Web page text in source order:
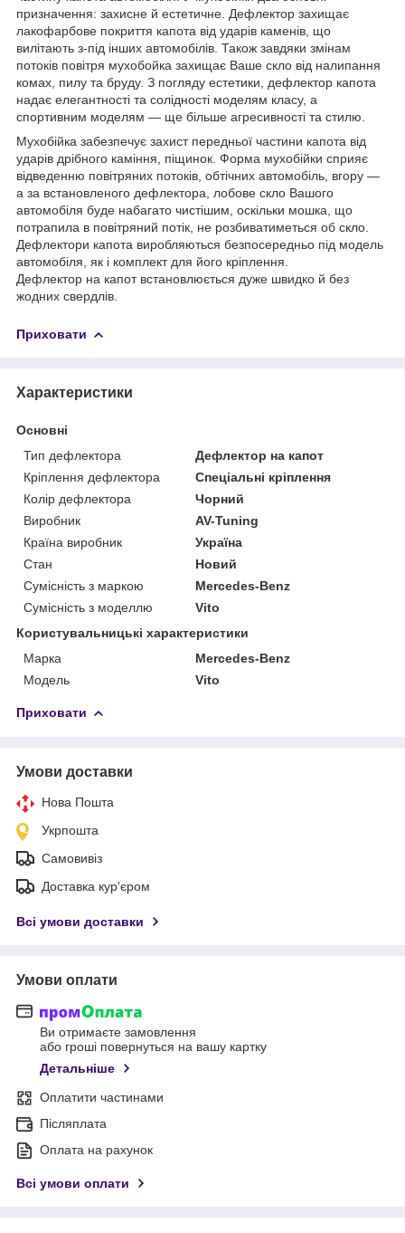
призначення: захисне й естетичне. Дефлектор захищає
лакофарбове покриття капота від ударів каменів, що
вилітають з-під інших автомобілів. Також завдяки змінам
потоків повітря мухобойка захищає Ваше скло від налипання
комах, пилу та бруду. З погляду естетики, дефлектор капота
надає елегантності та солідності моделям класу, а
спортивним моделям — ще більше агресивності та стилю.
Мухобійка забезпечує захист передньої частини капота від
ударів дрібного каміння, піщинок. Форма мухобійки сприяє
відведенню повітряних потоків, обтічних автомобіль, вгору —
а за встановленого дефлектора, лобове скло Вашого
автомобіля буде набагато чистішим, оскільки мошка, що
потрапила в повітряний потік, не розбиватиметься об скло.
Дефлектори капота виробляються безпосередньо під модель
автомобіля, як і комплект для його кріплення.
Дефлектор на капот встановлюється дуже швидко й без
жодних свердлів.
Приховати
Характеристики
Основні
Тип дефлектора
Дефлектор на капот
Кріплення дефлектора
Спеціальні кріплення
Колір дефлектора
Чорний
Виробник
AV-Tuning
Країна виробник
Україна
Стан
Новий
Сумісність з маркою
Mercedes-Benz
Сумісність з моделлю
Vito
Користувальницькі характеристики
Марка
Mercedes-Benz
Модель
Vito
Приховати
Умови доставки
Нова Пошта
Укрпошта
Самовивіз
Доставка кур'єром
Всі умови доставки
Умови оплати
Ви отримаєте замовлення
або гроші повернуться на вашу картку
Детальніше
Оплатити частинами
Післяплата
Оплата на рахунок
Всі умови оплати